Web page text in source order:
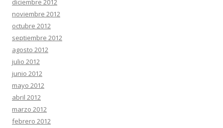
diciembre 2012
noviembre 2012
octubre 2012
septiembre 2012
agosto 2012
julio 2012
junio 2012
mayo 2012
abril 2012
marzo 2012
febrero 2012